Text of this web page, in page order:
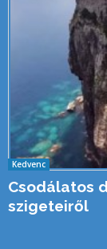
Kedvenc
Csodálatos
szigeteiről